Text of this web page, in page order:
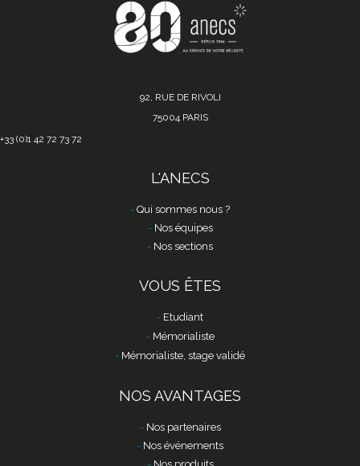
92, RUE DE RIVOLI
75004 PARIS
+33 (0)1 42 72 73 72
L'ANECS
Qui sommes nous ?
Nos équipes
Nos sections
VOUS ÊTES
Etudiant
Mémorialiste
Mémorialiste, stage validé
NOS AVANTAGES
Nos partenaires
Nos événements